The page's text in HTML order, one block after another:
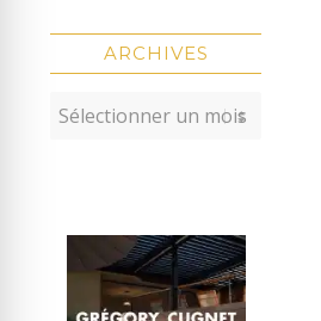
ARCHIVES